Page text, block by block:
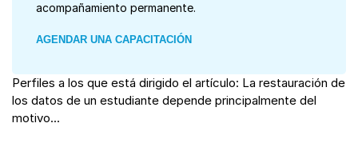
acompañamiento permanente.
AGENDAR UNA CAPACITACIÓN
Perfiles a los que está dirigido el artículo: La restauración de
los datos de un estudiante depende principalmente del
motivo...